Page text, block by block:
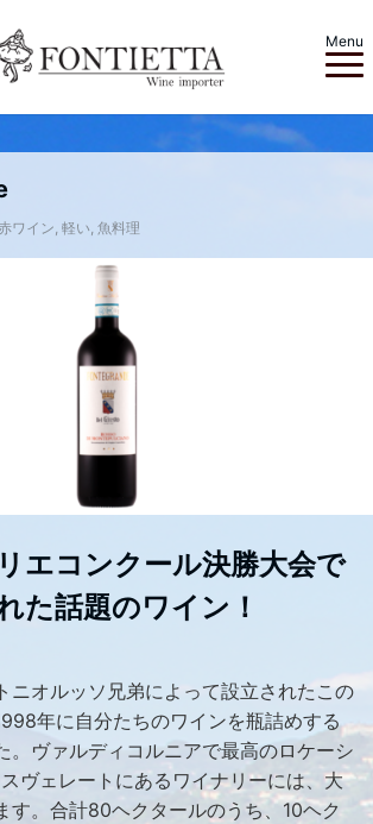
Menu
ワイン, 軽い, 魚料理
エコンクール決勝大会で
た話題のワイン！
ニオルッソ兄弟によって設立されたこの
年に自分たちのワインを瓶詰めする
。ヴァルディコルニアで最高のロケーシ
ヴェレートにあるワイナリーには、大
す。合計80ヘクタールのうち、10ヘク